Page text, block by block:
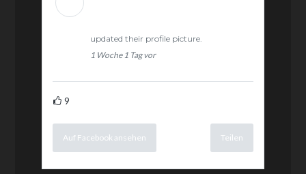
updated their profile picture.
1 Woche 1 Tag vor
9
Auf Facebook ansehen Teilen